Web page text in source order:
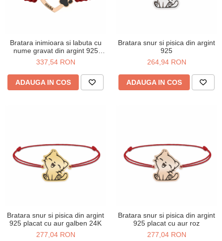
Bratara inimioara si labuta cu
nume gravat din argint 925
placat cu aur roz
337,54 RON
ADAUGA IN COS
Bratara snur si pisica din argint
925
264,94 RON
ADAUGA IN COS
Bratara snur si pisica din argint
925 placat cu aur galben 24K
277,04 RON
Bratara snur si pisica din argint
925 placat cu aur roz
277,04 RON